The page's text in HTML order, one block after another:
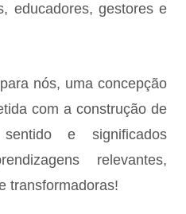
educadores, gestores e
nós, uma concepção
com a construção de
e significados
relevantes,
transformadoras!